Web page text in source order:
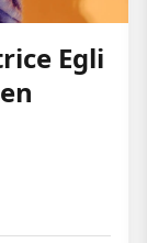
Egli